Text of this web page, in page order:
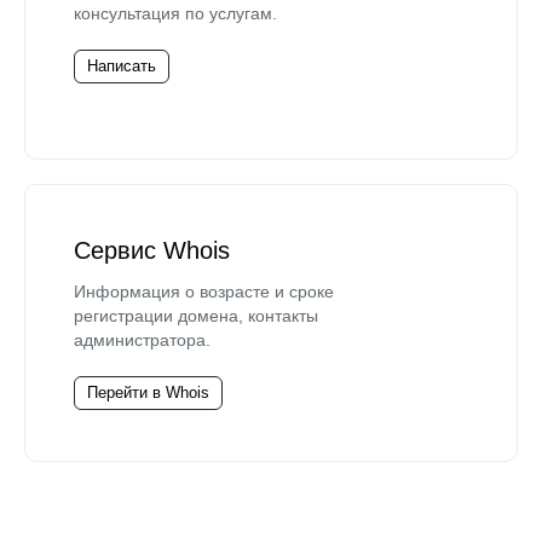
консультация по услугам.
Написать
Сервис Whois
Информация о возрасте и сроке
регистрации домена, контакты
администратора.
Перейти в Whois